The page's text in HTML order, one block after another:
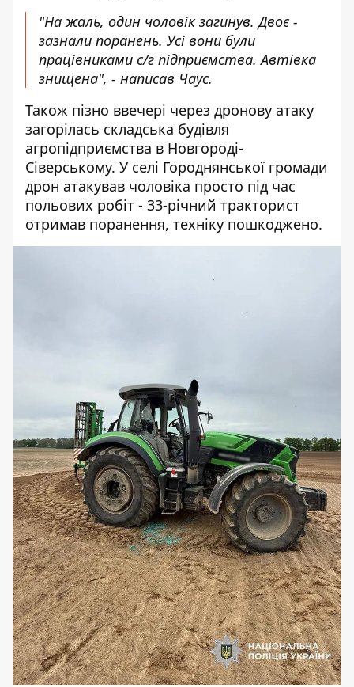
"На жаль, один чоловік загинув. Двоє -
зазнали поранень. Усі вони були
працівниками с/г підприємства. Автівка
знищена", - написав Чаус.
Також пізно ввечері через дронову атаку
загорілась складська будівля
агропідприємства в Новгороді-
Сіверському. У селі Городнянської громади
дрон атакував чоловіка просто під час
польових робіт - 33-річний тракторист
отримав поранення, техніку пошкоджено.